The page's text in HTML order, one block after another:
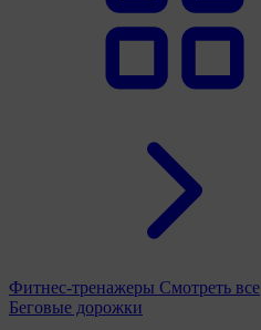
Фитнес-тренажеры Смотреть все
Беговые дорожки